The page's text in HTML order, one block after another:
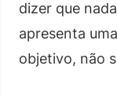
dizer que
apresenta
objetivo, não